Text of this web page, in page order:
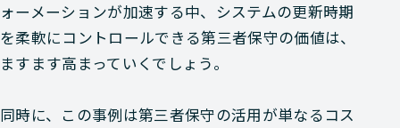
ォーメーションが加速する中、システムの更新時期
を柔軟にコントロールできる第三者保守の価値は、
ますます高まっていくでしょう。
同時に、この事例は第三者保守の活用が単なるコス